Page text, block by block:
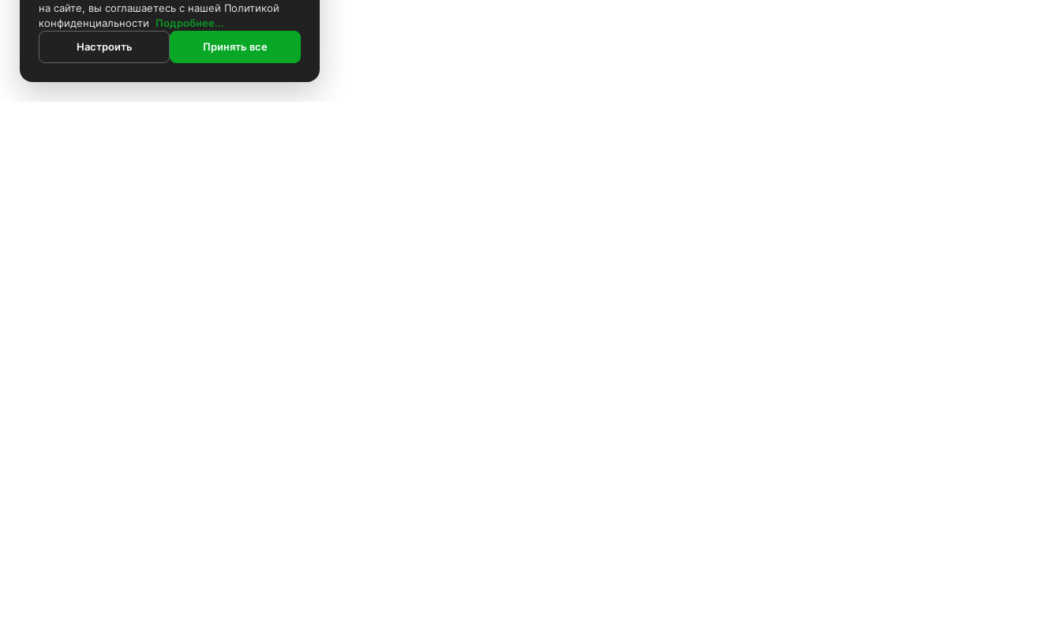
на сайте, вы соглашаетесь с нашей Политикой
конфиденциальности
Подробнее...
Настроить
Принять все